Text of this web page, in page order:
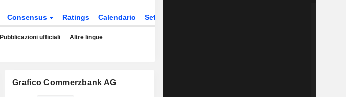
Consensus Ratings Calendario Settore
Pubblicazioni ufficiali Altre lingue
Grafico Commerzbank AG